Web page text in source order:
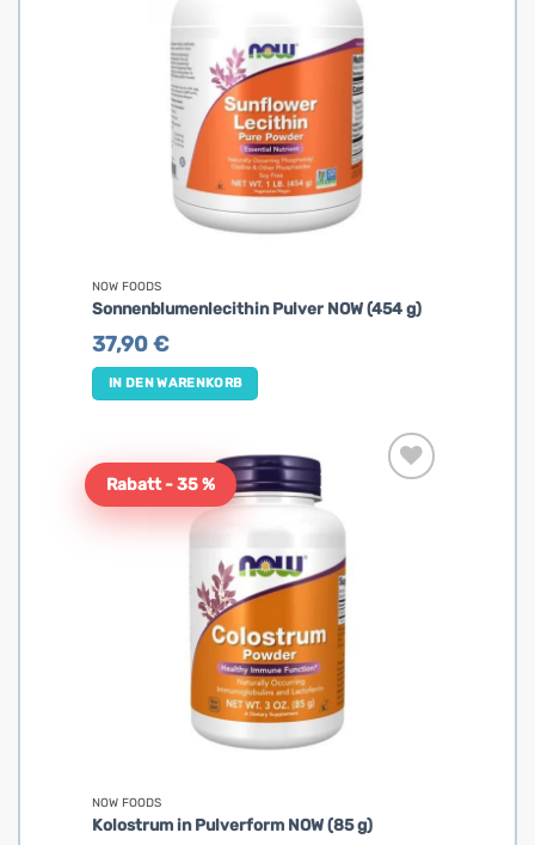
NOW FOODS
Sonnenblumenlecithin Pulver NOW (454 g)
37,90€
IN DEN WARENKORB
Rabatt - 35 %
NOW FOODS
Kolostrum in Pulverform NOW (85 g)